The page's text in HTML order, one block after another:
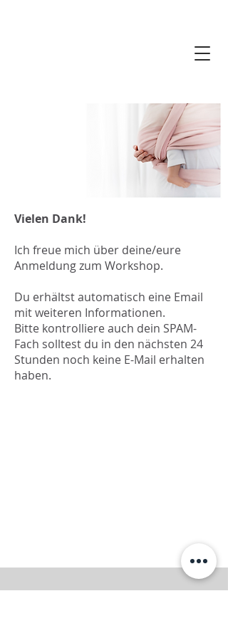
Vielen Dank!
Ich freue mich über deine/eure
Anmeldung zum Workshop.​
Du erhältst automatisch eine Email
mit weiteren Informationen.
Bitte kontrolliere auch dein SPAM-
Fach solltest du in den nächsten 24
Stunden noch keine E-Mail erhalten
haben.